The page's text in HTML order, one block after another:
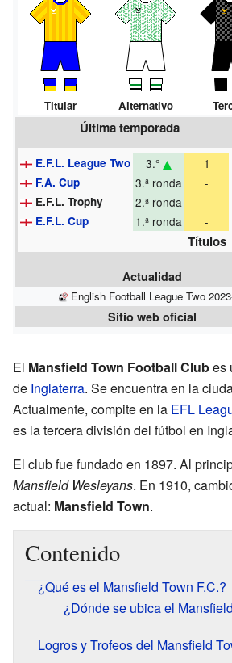
Titular Alternativo
Última temporada
E.F.L. League Two 3.° 1
F.A. Cup 3.ª ronda -
E.F.L. Trophy 2.ª ronda -
E.F.L. Cup 1.ª ronda -
Títulos
Actualidad
English Football League Two
Sitio web oficial
El Mansfield Town Football Clubes
de Inglaterra. Se encuentra en la
Actualmente, compite en la EFL
es la tercera división del fútbol en
El club fue fundado en 1897. Al
Mansfield Wesleyans. En 1910,
actual: Mansfield Town.
Contenido
¿Qué es el Mansfield Town F.C.?
¿Dónde se ubica el
Logros y Trofeos del Mansfield